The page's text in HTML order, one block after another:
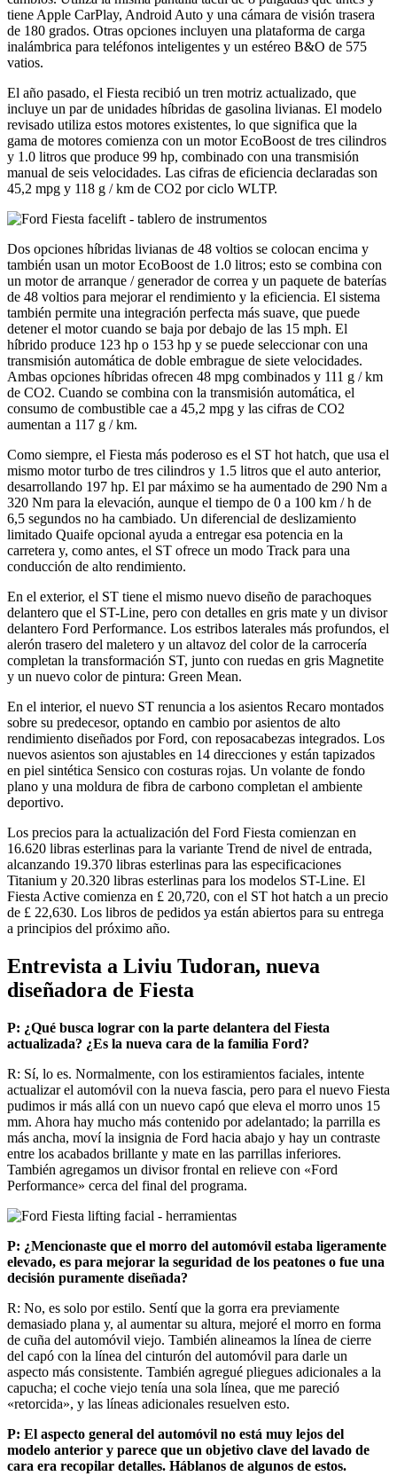
tiene Apple CarPlay, Android Auto y una cámara de visión trasera
de 180 grados. Otras opciones incluyen una plataforma de carga
inalámbrica para teléfonos inteligentes y un estéreo B&O de 575
vatios.
El año pasado, el Fiesta recibió un tren motriz actualizado, que
incluye un par de unidades híbridas de gasolina livianas. El modelo
revisado utiliza estos motores existentes, lo que significa que la
gama de motores comienza con un motor EcoBoost de tres cilindros
y 1.0 litros que produce 99 hp, combinado con una transmisión
manual de seis velocidades. Las cifras de eficiencia declaradas son
45,2 mpg y 118 g / km de CO2 por ciclo WLTP.
Dos opciones híbridas livianas de 48 voltios se colocan encima y
también usan un motor EcoBoost de 1.0 litros; esto se combina con
un motor de arranque / generador de correa y un paquete de baterías
de 48 voltios para mejorar el rendimiento y la eficiencia. El sistema
también permite una integración perfecta más suave, que puede
detener el motor cuando se baja por debajo de las 15 mph. El
híbrido produce 123 hp o 153 hp y se puede seleccionar con una
transmisión automática de doble embrague de siete velocidades.
Ambas opciones híbridas ofrecen 48 mpg combinados y 111 g / km
de CO2. Cuando se combina con la transmisión automática, el
consumo de combustible cae a 45,2 mpg y las cifras de CO2
aumentan a 117 g / km.
Como siempre, el Fiesta más poderoso es el ST hot hatch, que usa el
mismo motor turbo de tres cilindros y 1.5 litros que el auto anterior,
desarrollando 197 hp. El par máximo se ha aumentado de 290 Nm a
320 Nm para la elevación, aunque el tiempo de 0 a 100 km / h de
6,5 segundos no ha cambiado. Un diferencial de deslizamiento
limitado Quaife opcional ayuda a entregar esa potencia en la
carretera y, como antes, el ST ofrece un modo Track para una
conducción de alto rendimiento.
En el exterior, el ST tiene el mismo nuevo diseño de parachoques
delantero que el ST-Line, pero con detalles en gris mate y un divisor
delantero Ford Performance. Los estribos laterales más profundos, el
alerón trasero del maletero y un altavoz del color de la carrocería
completan la transformación ST, junto con ruedas en gris Magnetite
y un nuevo color de pintura: Green Mean.
En el interior, el nuevo ST renuncia a los asientos Recaro montados
sobre su predecesor, optando en cambio por asientos de alto
rendimiento diseñados por Ford, con reposacabezas integrados. Los
nuevos asientos son ajustables en 14 direcciones y están tapizados
en piel sintética Sensico con costuras rojas. Un volante de fondo
plano y una moldura de fibra de carbono completan el ambiente
deportivo.
Los precios para la actualización del Ford Fiesta comienzan en
16.620 libras esterlinas para la variante Trend de nivel de entrada,
alcanzando 19.370 libras esterlinas para las especificaciones
Titanium y 20.320 libras esterlinas para los modelos ST-Line. El
Fiesta Active comienza en £ 20,720, con el ST hot hatch a un precio
de £ 22,630. Los libros de pedidos ya están abiertos para su entrega
a principios del próximo año.
Entrevista a Liviu Tudoran, nueva
diseñadora de Fiesta
P: ¿Qué busca lograr con la parte delantera del Fiesta
actualizada? ¿Es la nueva cara de la familia Ford?
R: Sí, lo es. Normalmente, con los estiramientos faciales, intente
actualizar el automóvil con la nueva fascia, pero para el nuevo Fiesta
pudimos ir más allá con un nuevo capó que eleva el morro unos 15
mm. Ahora hay mucho más contenido por adelantado; la parrilla es
más ancha, moví la insignia de Ford hacia abajo y hay un contraste
entre los acabados brillante y mate en las parrillas inferiores.
También agregamos un divisor frontal en relieve con «Ford
Performance» cerca del final del programa.
P: ¿Mencionaste que el morro del automóvil estaba ligeramente
elevado, es para mejorar la seguridad de los peatones o fue una
decisión puramente diseñada?
R: No, es solo por estilo. Sentí que la gorra era previamente
demasiado plana y, al aumentar su altura, mejoré el morro en forma
de cuña del automóvil viejo. También alineamos la línea de cierre
del capó con la línea del cinturón del automóvil para darle un
aspecto más consistente. También agregué pliegues adicionales a la
capucha; el coche viejo tenía una sola línea, que me pareció
«retorcida», y las líneas adicionales resuelven esto.
P: El aspecto general del automóvil no está muy lejos del
modelo anterior y parece que un objetivo clave del lavado de
cara era recopilar detalles. Háblanos de algunos de estos.